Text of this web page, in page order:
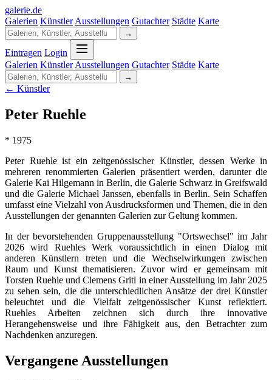
galerie.de
Galerien Künstler Ausstellungen Gutachter Städte Karte
→
Eintragen Login
Galerien Künstler Ausstellungen Gutachter Städte Karte
→
← Künstler
Peter Ruehle
* 1975
Peter Ruehle ist ein zeitgenössischer Künstler, dessen Werke in
mehreren renommierten Galerien präsentiert werden, darunter die
Galerie Kai Hilgemann in Berlin, die Galerie Schwarz in Greifswald
und die Galerie Michael Janssen, ebenfalls in Berlin. Sein Schaffen
umfasst eine Vielzahl von Ausdrucksformen und Themen, die in den
Ausstellungen der genannten Galerien zur Geltung kommen.
In der bevorstehenden Gruppenausstellung "Ortswechsel" im Jahr
2026 wird Ruehles Werk voraussichtlich in einen Dialog mit
anderen Künstlern treten und die Wechselwirkungen zwischen
Raum und Kunst thematisieren. Zuvor wird er gemeinsam mit
Torsten Ruehle und Clemens Gritl in einer Ausstellung im Jahr 2025
zu sehen sein, die die unterschiedlichen Ansätze der drei Künstler
beleuchtet und die Vielfalt zeitgenössischer Kunst reflektiert.
Ruehles Arbeiten zeichnen sich durch ihre innovative
Herangehensweise und ihre Fähigkeit aus, den Betrachter zum
Nachdenken anzuregen.
Vergangene Ausstellungen